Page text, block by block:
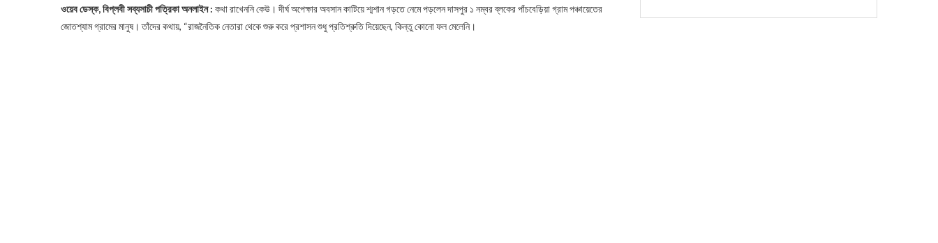
ওয়েব ডেস্ক, বিপ্লবী সব্যসাচী পত্রিকা অনলাইন : কথা রাখেননি কেউ। দীর্ঘ অপেক্ষার অবসান কাটিয়ে শ্মশান গড়তে নেমে পড়লেন দাসপুর ১ নম্বর ব্ল‍কের পাঁচবেড়িয়া গ্রাম পঞ্চায়েতের
জোতশ্যাম গ্রামের মানুষ। তাঁদের কথায়, “রাজনৈতিক নেতারা থেকে শুরু করে প্রশাসন শুধু প্রতিশ্রুতি দিয়েছেন, কিন্তু কোনো ফল মেলেনি।